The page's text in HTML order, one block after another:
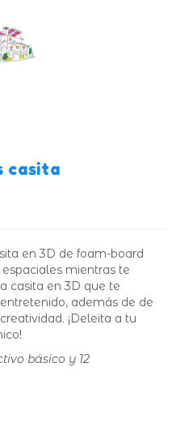
casita
en 3D de foam-board
mientras te
casita en 3D que te
además de de
¡Deleita a tu
básico y 12